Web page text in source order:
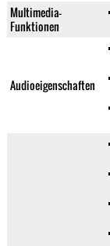
Multimedia-
Funktionen
Audioeigenschaften